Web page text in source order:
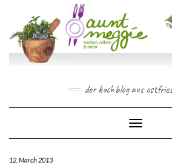
content
der kochblog aus
Toggle
12. March 2013